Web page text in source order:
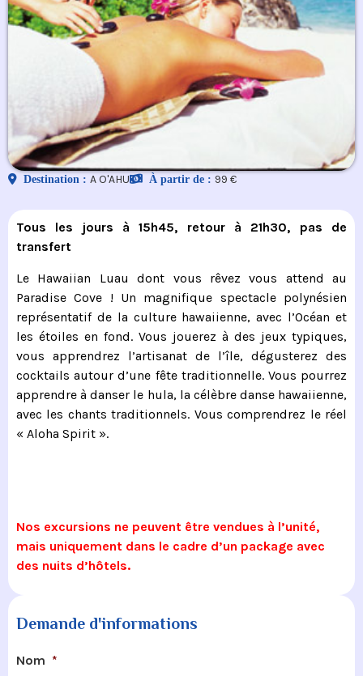
Destination : A O'AHU À partir de : 99 €
Tous les jours à 15h45, retour à 21h30, pas de
transfert
Le Hawaiian Luau dont vous rêvez vous attend au
Paradise Cove ! Un magnifique spectacle polynésien
représentatif de la culture hawaiienne, avec l’Océan et
les étoiles en fond. Vous jouerez à des jeux typiques,
vous apprendrez l’artisanat de l’île, dégusterez des
cocktails autour d’une fête traditionnelle. Vous pourrez
apprendre à danser le hula, la célèbre danse hawaiienne,
avec les chants traditionnels. Vous comprendrez le réel
« Aloha Spirit ».
Nos excursions ne peuvent être vendues à l’unité,
mais uniquement dans le cadre d’un package avec
des nuits d’hôtels.
Demande d'informations
Nom *